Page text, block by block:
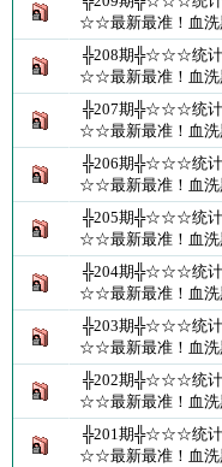
☆☆最新最准！血洗
╬208期╬☆☆☆统计
☆☆最新最准！血洗
╬207期╬☆☆☆统计
☆☆最新最准！血洗
╬206期╬☆☆☆统计
☆☆最新最准！血洗
╬205期╬☆☆☆统计
☆☆最新最准！血洗
╬204期╬☆☆☆统计
☆☆最新最准！血洗
╬203期╬☆☆☆统计
☆☆最新最准！血洗
╬202期╬☆☆☆统计
☆☆最新最准！血洗
╬201期╬☆☆☆统计
☆☆最新最准！血洗